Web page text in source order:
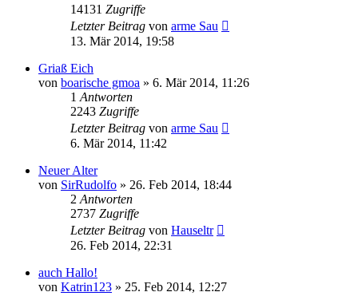
14131 Zugriffe
Letzter Beitrag von arme Sau
13. Mär 2014, 19:58
Griaß Eich
von boarische gmoa » 6. Mär 2014, 11:26
1 Antworten
2243 Zugriffe
Letzter Beitrag von arme Sau
6. Mär 2014, 11:42
Neuer Alter
von SirRudolfo » 26. Feb 2014, 18:44
2 Antworten
2737 Zugriffe
Letzter Beitrag von Hauseltr
26. Feb 2014, 22:31
auch Hallo!
von Katrin123 » 25. Feb 2014, 12:27